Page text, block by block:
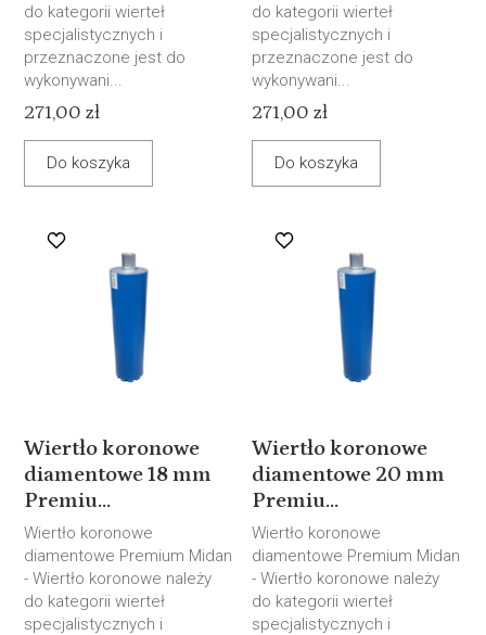
do kategorii wierteł
specjalistycznych i
przeznaczone jest do
wykonywani...
271,00 zł
Do koszyka
do kategorii wierteł
specjalistycznych i
przeznaczone jest do
wykonywani...
271,00 zł
Do koszyka
Wiertło koronowe
diamentowe 18 mm
Premiu...
Wiertło koronowe
diamentowe Premium Midan
- Wiertło koronowe należy
do kategorii wierteł
specjalistycznych i
Wiertło koronowe
diamentowe 20 mm
Premiu...
Wiertło koronowe
diamentowe Premium Midan
- Wiertło koronowe należy
do kategorii wierteł
specjalistycznych i